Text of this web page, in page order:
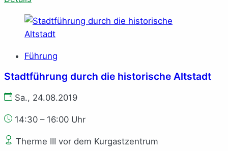
Führung
Stadtführung durch die historische Altstadt
Sa., 24.08.2019
14:30 – 16:00 Uhr
Therme III vor dem Kurgastzentrum